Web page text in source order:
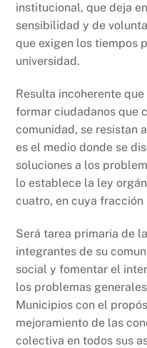
institucional, que deja
sensibilidad y de
que exigen los tiempos
universidad.
Resulta incoherente
formar ciudadanos que
comunidad, se resistan
es el medio donde se
soluciones a los
lo establece la ley
cuatro, en cuya
Será tarea primaria de
integrantes de su
social y fomentar el
los problemas
Municipios con el
mejoramiento de las
colectiva en todos sus